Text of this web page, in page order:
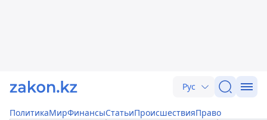
Рус
ПолитикаМирФинансыСтатьиПроисшествияПраво